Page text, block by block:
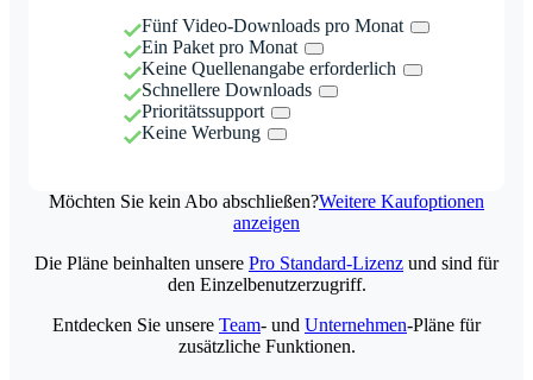
Fünf Video-Downloads pro Monat
Ein Paket pro Monat
Keine Quellenangabe erforderlich
Schnellere Downloads
Prioritätssupport
Keine Werbung
Möchten Sie kein Abo abschließen?Weitere Kaufoptionen
anzeigen
Die Pläne beinhalten unsere Pro Standard-Lizenz und sind für
den Einzelbenutzerzugriff.
Entdecken Sie unsere Team- und Unternehmen-Pläne für
zusätzliche Funktionen.